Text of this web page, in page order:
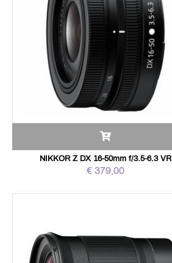
NIKKOR Z DX 16-50mm f/3.5-6.3 VR
€ 379,00